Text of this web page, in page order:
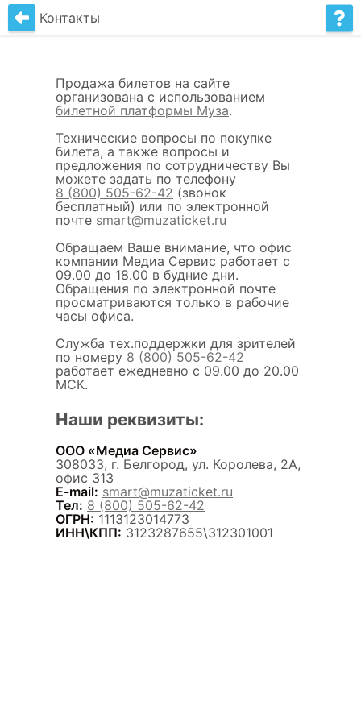
Контакты
Продажа билетов на сайте
организована с использованием
билетной платформы Муза.
Технические вопросы по покупке
билета, а также вопросы и
предложения по сотрудничеству Вы
можете задать по телефону
8 (800) 505-62-42 (звонок
бесплатный) или по электронной
почте smart@muzaticket.ru
Обращаем Ваше внимание, что офис
компании Медиа Сервис работает с
09.00 до 18.00 в будние дни.
Обращения по электронной почте
просматриваются только в рабочие
часы офиса.
Служба тех.поддержки для зрителей
по номеру 8 (800) 505-62-42
работает ежедневно с 09.00 до 20.00
МСК.
Наши реквизиты:
ООО «Медиа Сервис»
308033, г. Белгород, ул. Королева, 2А,
офис 313
E-mail: smart@muzaticket.ru
Тел: 8 (800) 505-62-42
ОГРН: 1113123014773
ИНН\КПП: 3123287655\312301001